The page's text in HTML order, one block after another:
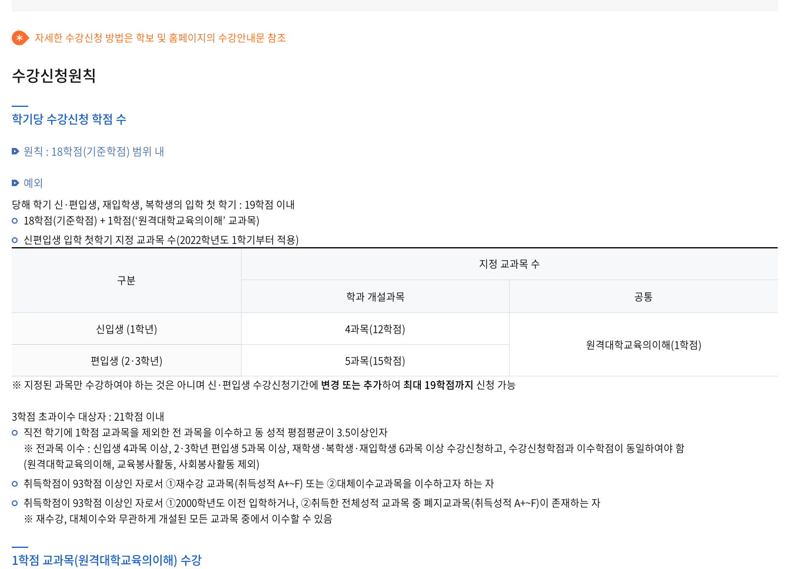
자세한 수강신청 방법은 학보 및 홈페이지의 수강안내문 참조
수강신청원칙
학기당 수강신청 학점 수
원칙 : 18학점(기준학점) 범위 내
예외
당해 학기 신·편입생, 재입학생, 복학생의 입학 첫 학기 : 19학점 이내
18학점(기준학점) + 1학점(‘원격대학교육의이해’ 교과목)
신편입생 입학 첫학기 지정 교과목 수(2022학년도 1학기부터 적용)
구분
지정 교과목 수
학과 개설과목 공통
신입생 (1학년)
4과목(12학점)
원격대학교육의이해(1학점)
편입생 (2·3학년)
5과목(15학점)
※ 지정된 과목만 수강하여야 하는 것은 아니며 신·편입생 수강신청기간에 변경 또는 추가하여 최대 19학점까지 신청 가능
3학점 초과이수 대상자 : 21학점 이내
직전 학기에 1학점 교과목을 제외한 전 과목을 이수하고 동 성적 평점평균이 3.5이상인자
※ 전과목 이수 : 신입생 4과목 이상, 2·3학년 편입생 5과목 이상, 재학생·복학생·재입학생 6과목 이상 수강신청하고, 수강신청학점과 이수학점이 동일하여야 함
(원격대학교육의이해, 교육봉사활동, 사회봉사활동 제외)
취득학점이 93학점 이상인 자로서 ①재수강 교과목(취득성적 A+~F) 또는 ②대체이수교과목을 이수하고자 하는 자
취득학점이 93학점 이상인 자로서 ①2000학년도 이전 입학하거나, ②취득한 전체성적 교과목 중 폐지교과목(취득성적 A+~F)이 존재하는 자
※ 재수강, 대체이수와 무관하게 개설된 모든 교과목 중에서 이수할 수 있음
1학점 교과목(원격대학교육의이해) 수강